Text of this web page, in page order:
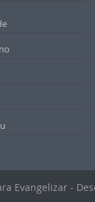
Evangelizar -